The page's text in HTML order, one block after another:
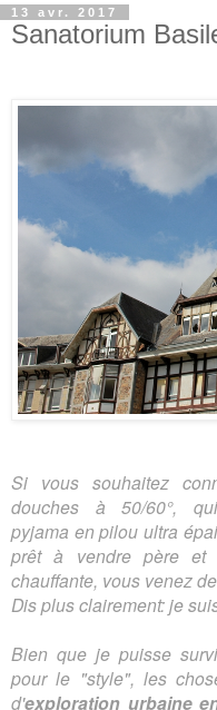
13 avr. 2017
Sanatorium
Si vous souhaitez
douches à 50/60°,
pyjama en pilou ultra
prêt à vendre père et
chauffante, vous venez
Dis plus clairement: je
Bien que je puisse
pour le "style", les
d'exploration urbaine